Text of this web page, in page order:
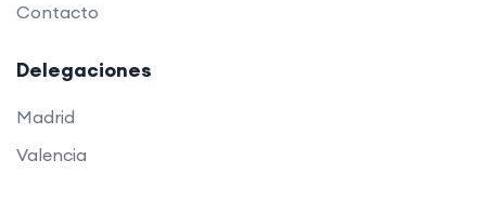
Contacto
Delegaciones
Madrid
Valencia